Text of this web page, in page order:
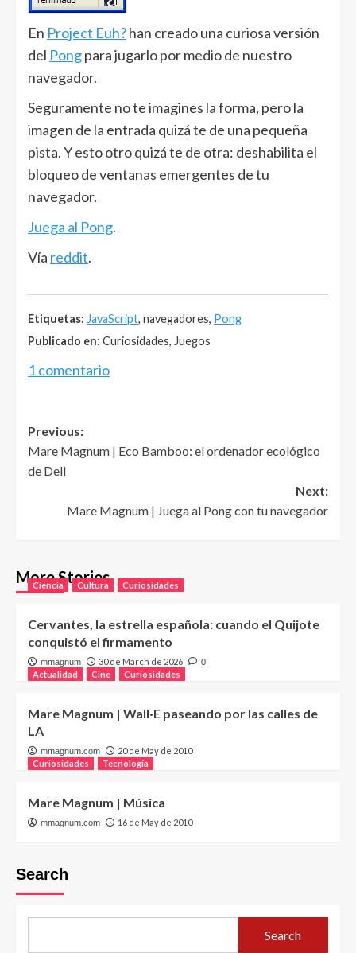
En Project Euh?han creado una curiosa versión
del Pongpara jugarlo por medio de nuestro
navegador.
Seguramente no te imagines la forma, pero la
imagen de la entrada quizá te de una pequeña
pista. Y esto otro quizá te de otra: deshabilita el
bloqueo de ventanas emergentes de tu
navegador.
Juega al Pong.
Vía reddit.
Etiquetas: JavaScript, navegadores, Pong
Publicado en: Curiosidades, Juegos
1 comentario
Post
navigation
Previous:
Mare Magnum | Eco Bamboo: el ordenador ecológico
de Dell
Next:
Mare Magnum | Juega al Pong con tu navegador
More Stories
Ciencia Cultura Curiosidades
Cervantes, la estrella española: cuando el Quijote
conquistó el firmamento
mmagnum 30 de March de 2026 0
Actualidad Cine Curiosidades
Mare Magnum | Wall·E paseando por las calles de
LA
mmagnum.com
20 de May de 2010
Curiosidades
Tecnología
Mare Magnum | Música
mmagnum.com 16 de May de 2010
Search
Search